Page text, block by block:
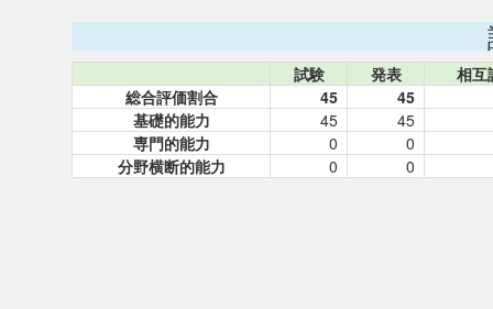
試験 発表
相互
総合評価割合
45
45
基礎的能力
45
45
専門的能力
0
0
分野横断的能力
0 0